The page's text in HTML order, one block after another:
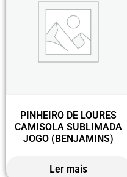
PINHEIRO DE LOURES
CAMISOLA SUBLIMADA
JOGO (BENJAMINS)
Ler mais